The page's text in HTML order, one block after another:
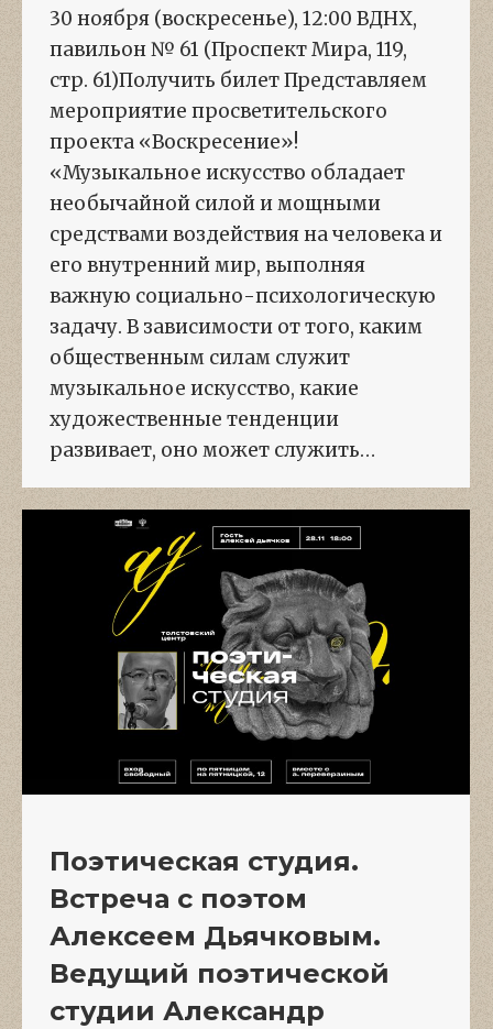
30 ноября (воскресенье), 12:00 ВДНХ,
павильон № 61 (Проспект Мира, 119,
стр. 61)Получить билет Представляем
мероприятие просветительского
проекта «Воскресение»!
«Музыкальное искусство обладает
необычайной силой и мощными
средствами воздействия на человека и
его внутренний мир, выполняя
важную социально-психологическую
задачу. В зависимости от того, каким
общественным силам служит
музыкальное искусство, какие
художественные тенденции
развивает, оно может служить…
Поэтическая студия.
Встреча с поэтом
Алексеем Дьячковым.
Ведущий поэтической
студии Александр